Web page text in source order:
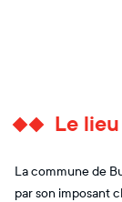
Le
La commune de
par son imposant